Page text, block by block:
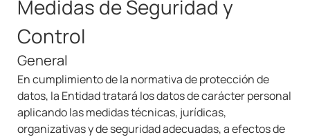
Medidas de Seguridad y
Control
General
En cumplimiento de la normativa de protección de
datos, la Entidad tratará los datos de carácter personal
aplicando las medidas técnicas, jurídicas,
organizativas y de seguridad adecuadas, a efectos de